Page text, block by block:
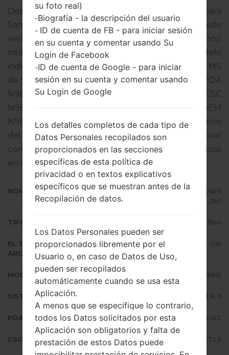
Descargue la última actualización de firmware para
Samsung Galaxy Note 20 Ultra 5G, pero no olvide
verificar si el número de modelo de su teléfono
inteligente corresponde al número de modelo
indicado % MODEL%. El código del firmware es TMS
de SLOVAKIA. El producto viene con la versión PDA
N986BXXS1CUA2 y la versión CSC
N986BOXM1CTL5,Versión de MODEM
N986BXXU1CTL5. La versión del sistema operativo
del firmware dado es Android R 11. Tutorial
completo sobre cómo actualizar el firmware oficial
en dispositivos Samsungaquí
NOMBRE DE ARCHIVO
SM-N986B_1_20201223171035_j4p9
axwhdp_fac
TIPO DE FIRMWARE 4 files
EL TAMAÑO DEL
ARCHIVO
6.84 GiB
MODELO Samsung SM-N986B
SISTEMA OPERATIVO Android R 11
PDA/AP VERSIÓN N986BXXS1CUA2
CSC VERSIÓN N986BOXM1CTL5
su foto real)
-Biografía - la descripción del usuario
- ID de cuenta de FB - para iniciar sesión
en su cuenta y comentar usando Su
Login de Facebook
-ID de cuenta de Google - para iniciar
sesión en su cuenta y comentar usando
Su Login de Google
Los detalles completos de cada tipo de
Datos Personales recopilados son
proporcionados en las secciones
específicas de esta política de
privacidad o en textos explicativos
específicos que se muestran antes de la
Recopilación de datos.
Los Datos Personales pueden ser
proporcionados libremente por el
Usuario o, en caso de Datos de Uso,
pueden ser recopilados
automáticamente cuando se usa esta
Aplicación.
A menos que se especifique lo contrario,
todos los Datos solicitados por esta
Aplicación son obligatorios y falta de
prestación de estos Datos puede